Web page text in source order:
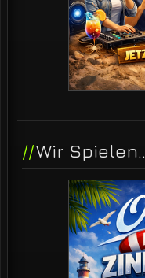
Wir Spielen..